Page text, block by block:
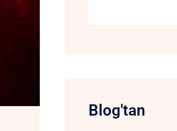
Blog'tan